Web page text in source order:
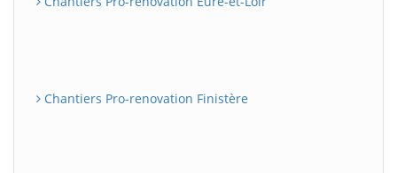
Chantiers Pro-renovation Finistère